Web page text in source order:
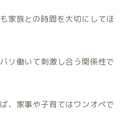
家族との時間を大切にしてほ
リ働いて刺激し合う関係性で
、家事や子育てはワンオペで